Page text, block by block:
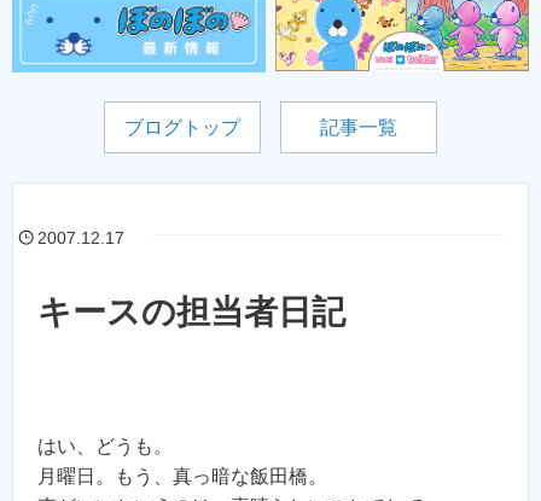
ブログトップ 記事一覧
2007.12.17
キースの担当者日記
はい、どうも。
月曜日。もう、真っ暗な飯田橋。